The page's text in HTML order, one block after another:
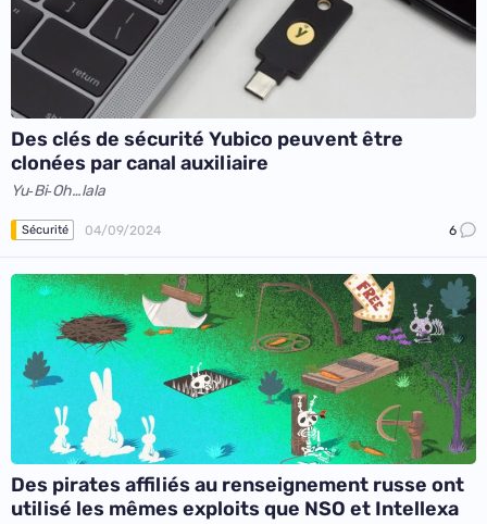
Des clés de sécurité Yubico peuvent être
clonées par canal auxiliaire
Yu‑Bi‑Oh…lala
Sécurité 04/09/2024 6
Des pirates affiliés au renseignement russe ont
utilisé les mêmes exploits que NSO et Intellexa